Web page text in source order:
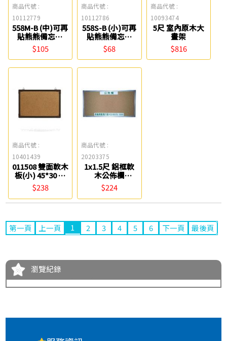
商品代號 :
10112779
558M-B (中)可再
貼熊熊備忘板
3M
$105
商品代號 :
10112786
558S-B (小)可再
貼熊熊備忘板
3M
$68
商品代號 :
10093474
5尺 室內原木大
畫架
$816
商品代號 :
10401439
011508 雙面軟木
板(小) 45*30 塑
膠框 Success
$238
商品代號 :
20203375
1x1.5尺 鋁框軟
木公佈欄
$224
第一頁 上一頁 1 2 3 4 5 6 下一頁 最後頁
瀏覽紀錄